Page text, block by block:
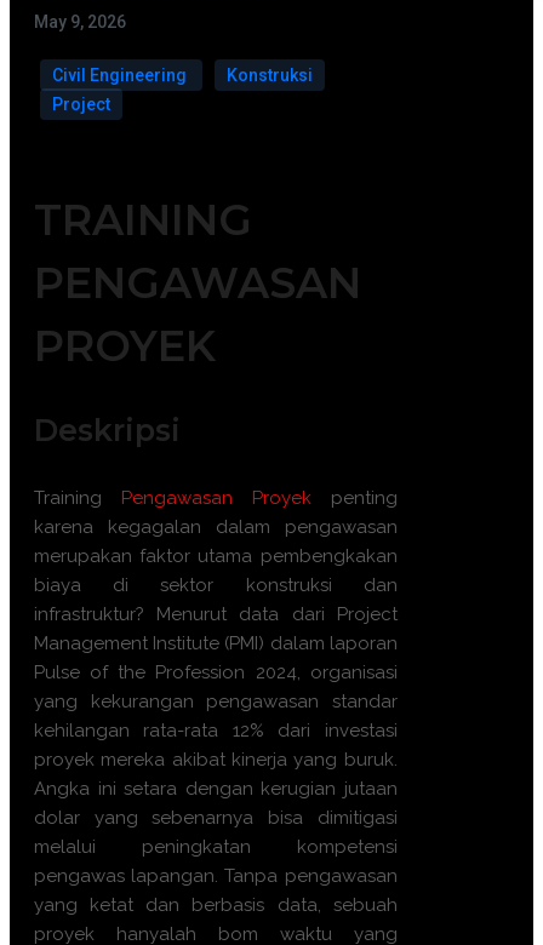
May 9, 2026
Civil Engineering
Konstruksi
Project
TRAINING
PENGAWASAN
PROYEK
Deskripsi
Training Pengawasan Proyekpenting
karena kegagalan dalam pengawasan
merupakan faktor utama pembengkakan
biaya di sektor konstruksi dan
infrastruktur? Menurut data dari Project
Management Institute (PMI) dalam laporan
Pulse of the Profession 2024, organisasi
yang kekurangan pengawasan standar
kehilangan rata-rata 12% dari investasi
proyek mereka akibat kinerja yang buruk.
Angka ini setara dengan kerugian jutaan
dolar yang sebenarnya bisa dimitigasi
melalui peningkatan kompetensi
pengawas lapangan. Tanpa pengawasan
yang ketat dan berbasis data, sebuah
proyek hanyalah bom waktu yang